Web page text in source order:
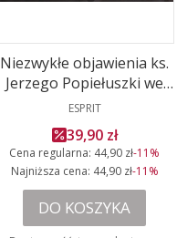
Niezwykłe objawienia ks.
Jerzego Popiełuszki we
Włoszech
PRODUCENT
ESPRIT
Cena
39,90 zł
Cena regularna: 44,90 zł-11%
Najniższa cena: 44,90 zł-11%
DO KOSZYKA